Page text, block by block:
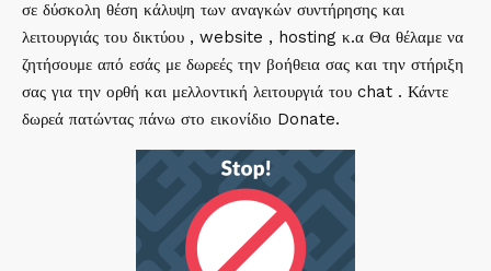
σε δύσκολη θέση κάλυψη των αναγκών συντήρησης και
λειτουργιάς του δικτύου , website , hosting κ.α Θα θέλαμε να
ζητήσουμε από εσάς με δωρεές την βοήθεια σας και την στήριξη
σας για την ορθή και μελλοντική λειτουργιά του chat . Κάντε
δωρεά πατώντας πάνω στο εικονίδιο Donate.